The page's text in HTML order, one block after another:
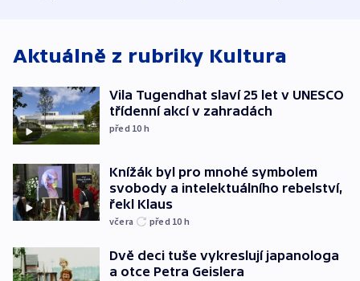
Aktuálně z rubriky Kultura
Vila Tugendhat slaví 25 let v UNESCO
třídenní akcí v zahradách
před 10 h
Knížák byl pro mnohé symbolem
svobody a intelektuálního rebelství,
řekl Klaus
včera před 10 h
Dvě deci tuše vykreslují japanologa
a otce Petra Geislera